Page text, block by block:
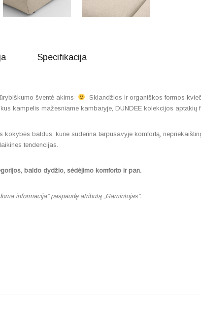
Specifikacija
šventė akims
Sklandžios ir organiškos formos
kampelis mažesniame kambaryje, DUNDEE kolekcijos
baldus, kurie suderina tarpusavyje komfortą,
tendencijas.
baldo dydžio, sėdėjimo komforto ir pan.
informacija” paspaudę atributą „Gamintojas”.